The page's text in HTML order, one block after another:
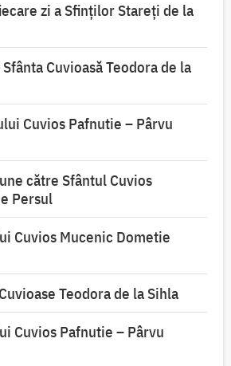
zi a Sfinților Stareți de la
Cuvioasă Teodora de la
Cuvios Pafnutie – Pârvu
către Sfântul Cuvios
Persul
Cuvios Mucenic Dometie
Teodora de la Sihla
Cuvios Pafnutie – Pârvu